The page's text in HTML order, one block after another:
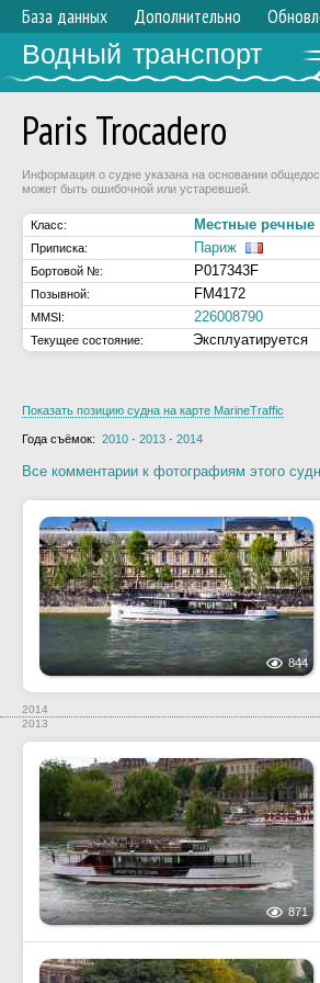
База данных Дополнительно
Водный транспорт
Paris Trocadero
Информация о судне указана на основании
может быть ошибочной или устаревшей.
Класс: Местные речные
Приписка: Париж
Бортовой №: P017343F
Позывной: FM4172
MMSI: 226008790
Текущее состояние: Эксплуатируется
Показать позицию судна на карте MarineTraffic
Года съёмок: 2010 · 2013 · 2014
Все комментарии к фотографиям этого
844
2014
2013
871